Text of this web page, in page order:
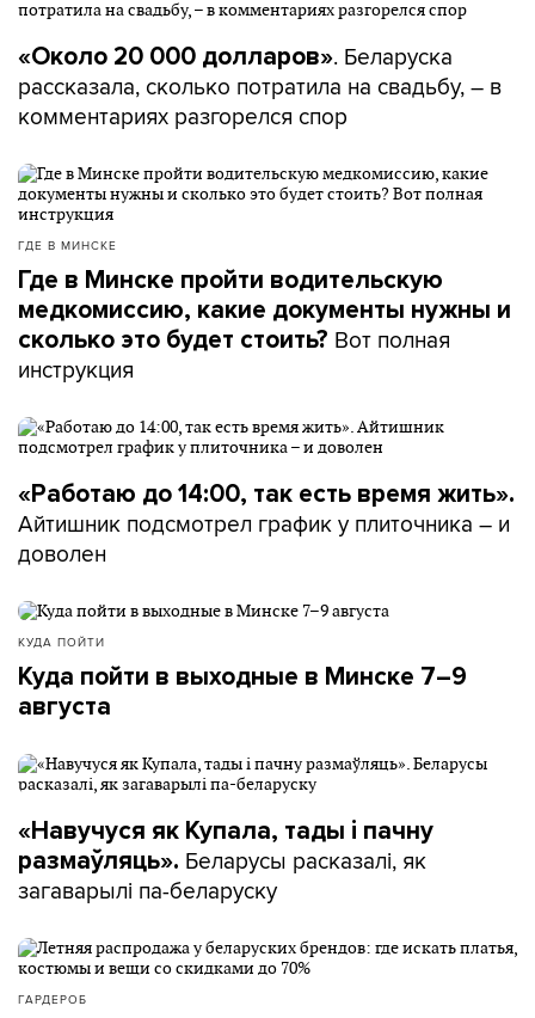
«Около 20 000 долларов». Беларуска
рассказала, сколько потратила на свадьбу, – в
комментариях разгорелся спор
ГДЕ В МИНСКЕ
Где в Минске пройти водительскую
медкомиссию, какие документы нужны и
сколько это будет стоить? Вот полная
инструкция
«Работаю до 14:00, так есть время жить».
Айтишник подсмотрел график у плиточника – и
доволен
КУДА ПОЙТИ
Куда пойти в выходные в Минске 7–9
августа
«Навучуся як Купала, тады і пачну
размаўляць». Беларусы расказалі, як
загаварылі па-беларуску
ГАРДЕРОБ